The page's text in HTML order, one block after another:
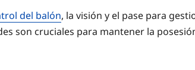
del balón, la visión y el pase para
son cruciales para mantener la